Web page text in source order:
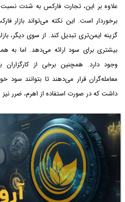
علاوه بر این، تجارت فارکس به شدت نسبت
برخوردار است. این نکته می‌تواند بازار
گزینه ایمن‌تری تبدیل کند. از سوی دیگر،
بیشتری برای سود ارائه می‌دهد. اما به
وجود دارد. همچنین برخی از کارگزاران
معامله‌گران قرار می‌دهند تا بتوانند سود
داشت که در صورت استفاده از اهرم، ضرر نیز